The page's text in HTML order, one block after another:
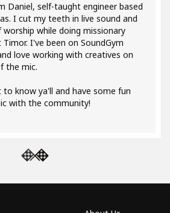
Daniel, self-taught engineer based
I cut my teeth in live sound and
worship while doing missionary
I've been on SoundGym
love working with creatives on
the mic.
know ya'll and have some fun
with the community!